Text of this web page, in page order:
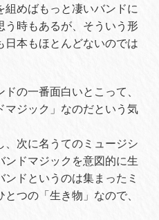
組めばもっと凄いバンドに
う時もあるが、そういう形
日本もほとんどないのでは
の一番面白いとこって、
マジック」なのだという気
次に名うてのミュージシ
ンドマジックを意図的に生
ドというのは集まったミ
つの「生き物」なので、